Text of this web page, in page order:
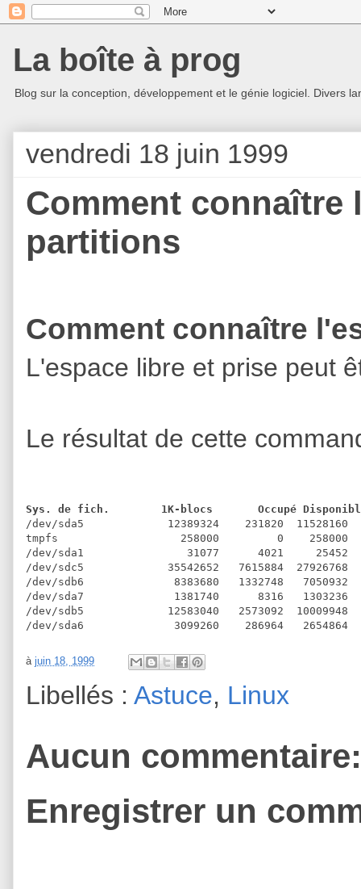
La boîte à prog
Blog sur la conception, développement et le génie logiciel. Divers
vendredi 18 juin 1999
Comment connaître
partitions
Comment connaître
L'espace libre et prise peut
Le résultat de cette
Sys. de fich.        1K-blocs       Occupé Disponible
/dev/sda5             12389324    231820  11528160
tmpfs                   258000         0    258000
/dev/sda1                31077      4021     25452
/dev/sdc5             35542652   7615884  27926768
/dev/sdb6              8383680   1332748   7050932
/dev/sda7              1381740      8316   1303236
/dev/sdb5             12583040   2573092  10009948
/dev/sda6              3099260    286964   2654864
à juin 18, 1999
Libellés : Astuce, Linux
Aucun commentaire:
Enregistrer un